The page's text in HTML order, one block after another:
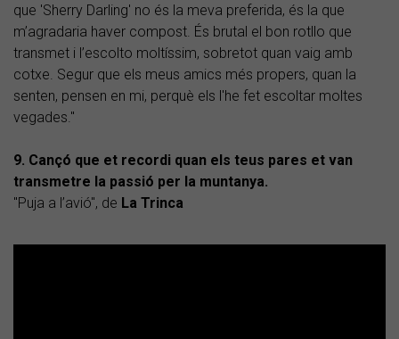
que 'Sherry Darling' no és la meva preferida, és la que
m’agradaria haver compost. És brutal el bon rotllo que
transmet i l’escolto moltíssim, sobretot quan vaig amb
cotxe. Segur que els meus amics més propers, quan la
senten, pensen en mi, perquè els l'he fet escoltar moltes
vegades."
9. Cançó que et recordi quan els teus pares et van
transmetre la passió per la muntanya.
"Puja a l’avió", de La Trinca